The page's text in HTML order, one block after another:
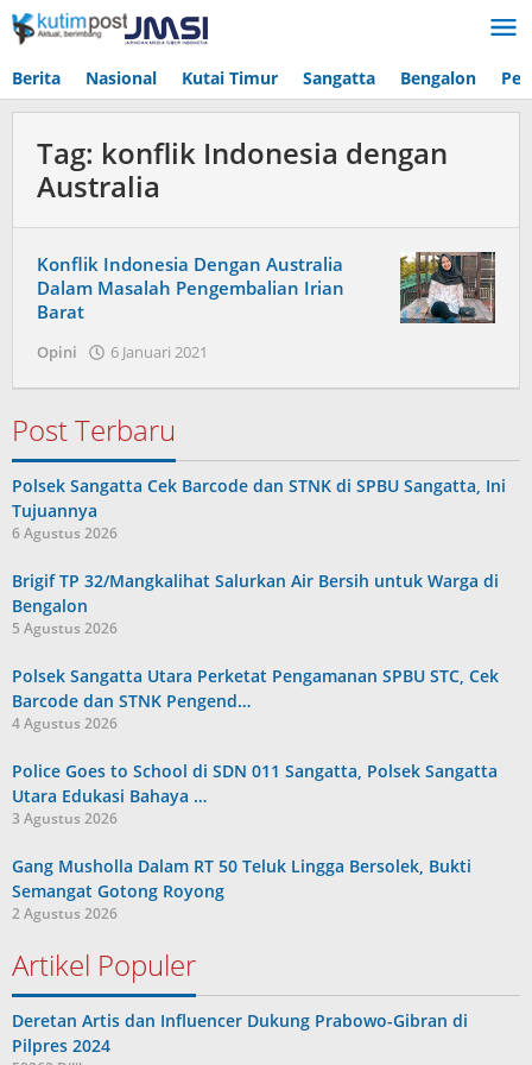
Lewati
ke
Berita Nasional Kutai Timur Sangatta Bengalon
Tag: konflik Indonesia dengan
Australia
Konflik Indonesia Dengan Australia
Dalam Masalah Pengembalian Irian
Barat
Opini 6 Januari 2021
Post Terbaru
Polsek Sangatta Cek Barcode dan STNK di SPBU Sangatta, Ini
Tujuannya
6 Agustus 2026
Brigif TP 32/Mangkalihat Salurkan Air Bersih untuk Warga di
Bengalon
5 Agustus 2026
Polsek Sangatta Utara Perketat Pengamanan SPBU STC, Cek
Barcode dan STNK Pengend…
4 Agustus 2026
Police Goes to School di SDN 011 Sangatta, Polsek Sangatta
Utara Edukasi Bahaya …
3 Agustus 2026
Gang Musholla Dalam RT 50 Teluk Lingga Bersolek, Bukti
Semangat Gotong Royong
2 Agustus 2026
Artikel Populer
Deretan Artis dan Influencer Dukung Prabowo-Gibran di
Pilpres 2024